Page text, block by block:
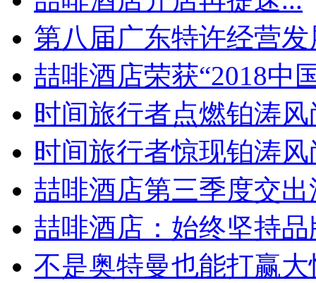
第八届广东特许经营发
喆啡酒店荣获“2018中
时间旅行者点燃铂涛
时间旅行者惊现铂涛风
喆啡酒店第三季度交出
喆啡酒店：始终坚持品
不是奥特曼也能打赢